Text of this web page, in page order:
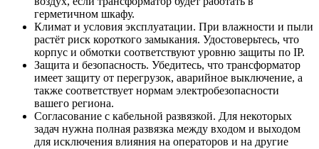
герметичном шкафу.
Климат и условия эксплуатации. При влажности и пыли
растёт риск короткого замыкания. Удостоверьтесь, что
корпус и обмотки соответствуют уровню защиты по IP.
Защита и безопасность. Убедитесь, что трансформатор
имеет защиту от перегрузок, аварийное выключение, а
также соответствует нормам электробезопасности
вашего региона.
Согласование с кабельной развязкой. Для некоторых
задач нужна полная развязка между входом и выходом
для исключения влияния на операторов и на другие